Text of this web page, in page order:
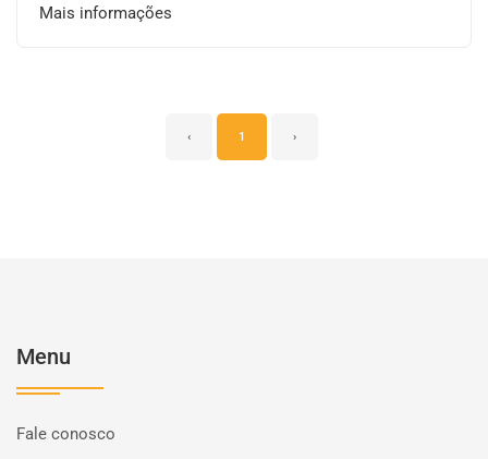
Mais informações
‹ 1 ›
Menu
Fale conosco